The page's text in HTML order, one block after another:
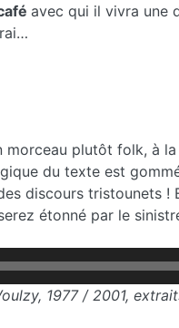
avec qui il vivra une
morceau plutôt folk, à
du texte est
discours tristounets !
étonné par le
1977 / 2001,